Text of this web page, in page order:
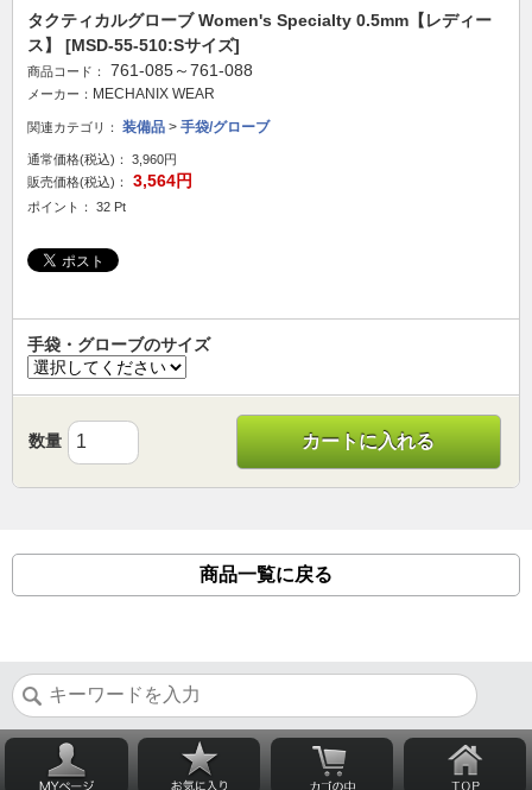
タクティカルグローブ Women's Specialty 0.5mm【レディー
ス】 [MSD-55-510:Sサイズ]
商品コード： 761-085～761-088
メーカー： MECHANIX WEAR
関連カテゴリ： 装備品 > 手袋/グローブ
通常価格(税込)：
3,960円
販売価格(税込)：
3,564円
ポイント： 32 Pt
手袋・グローブのサイズ
数量 カートに入れる
商品一覧に戻る